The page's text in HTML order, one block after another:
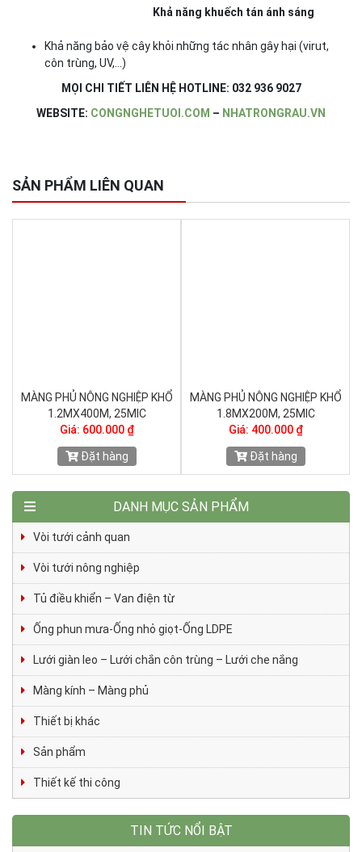
Khả năng khuếch tán ánh sáng
Khả năng bảo vệ cây khỏi những tác nhân gây hại (virut,
côn trùng, UV,…)
MỌI CHI TIẾT LIÊN HỆ HOTLINE: 032 936 9027
WEBSITE: CONGNGHETUOI.COM – NHATRONGRAU.VN
SẢN PHẨM LIÊN QUAN
MÀNG PHỦ NÔNG NGHIỆP KHỔ
1.2MX400M, 25MIC
Giá: 600.000 ₫
Đặt hàng
MÀNG PHỦ NÔNG NGHIỆP KHỔ
1.8MX200M, 25MIC
Giá: 400.000 ₫
Đặt hàng
DANH MỤC SẢN PHẨM
Vòi tưới cảnh quan
Vòi tưới nông nghiệp
Tủ điều khiển – Van điện từ
Ống phun mưa-Ống nhỏ giọt-Ống LDPE
Lưới giàn leo – Lưới chắn côn trùng – Lưới che nắng
Màng kính – Màng phủ
Thiết bị khác
Sản phẩm
Thiết kế thi công
TIN TỨC NỔI BẬT